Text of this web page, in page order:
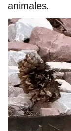
animales.